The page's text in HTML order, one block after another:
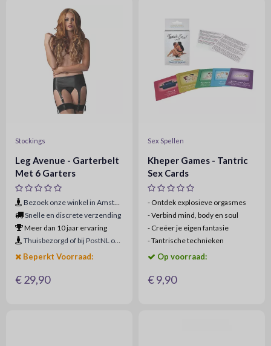
Stockings
Leg Avenue - Garterbelt
Met 6 Garters
Bezoek onze winkel in Amsterdam
Snelle en discrete verzending
Meer dan 10 jaar ervaring
Thuisbezorgd of bij PostNL ophaalpunt
Beperkt Voorraad:
€ 29,90
Sex Spellen
Kheper Games - Tantric
Sex Cards
- Ontdek explosieve orgasmes
-Verbind mind, body en soul
- Creëer je eigen fantasie
-Tantrische technieken
Op voorraad:
€ 9,90